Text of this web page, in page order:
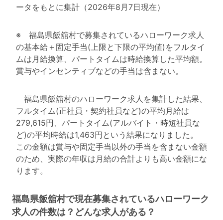
ータをもとに集計（2026年8月7日現在）
※ 福島県飯舘村で募集されているハローワーク求人
の基本給＋固定手当(上限と下限の平均値)をフルタイ
ムは月給換算、パートタイムは時給換算した平均額。
賞与やインセンティブなどの手当は含まない。
福島県飯舘村のハローワーク求人を集計した結果、
フルタイム(正社員・契約社員など)の平均月給は
279,615円、パートタイム(アルバイト・時短社員な
ど)の平均時給は1,463円という結果になりました。
この金額は賞与や固定手当以外の手当を含まない金額
のため、実際の年収は月給の合計よりも高い金額にな
ります。
福島県飯舘村で現在募集されているハローワーク
求人の件数は？どんな求人がある？